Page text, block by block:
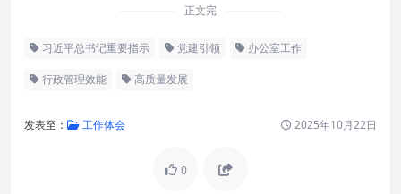
正文完
习近平总书记重要指示 党建引领 办公室工作
行政管理效能 高质量发展
发表至： 工作体会 2025年10月22日
0
领会核心要义：习近平总书记重